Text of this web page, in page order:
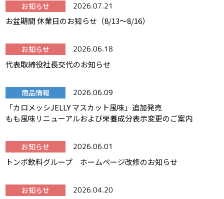
お知らせ 2026.07.21
お盆期間 休業日のお知らせ（8/13～8/16）
お知らせ 2026.06.18
代表取締役社長交代のお知らせ
商品情報 2026.06.09
「カロメッシJELLY マスカット風味」追加発売
もも風味リニューアルおよび栄養成分表示変更のご案内
お知らせ 2026.06.01
トンボ飲料グループ ホームページ改修のお知らせ
お知らせ 2026.04.20